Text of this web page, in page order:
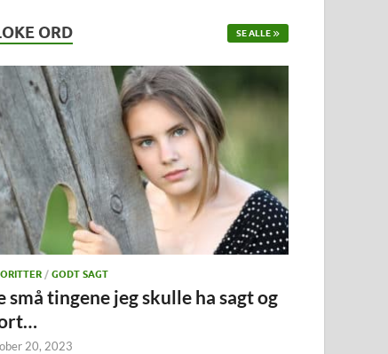
ORD SE ALLE
/GODT SAGT
små tingene jeg skulle ha sagt og
20, 2023